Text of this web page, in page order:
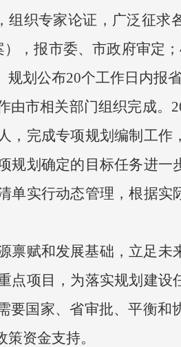
织专家论证，广泛征求
，报市委、市政府审定
划公布20个工作日内报
由市相关部门组织完成。
完成专项规划编制工作
规划确定的目标任务进一
单实行动态管理，根据实
禀赋和发展基础，立足
点项目，为落实规划建设
要国家、省审批、平衡和
资金支持。